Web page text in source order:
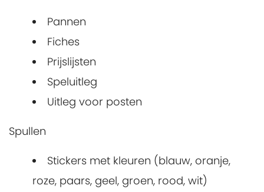
Pannen
Fiches
Prijslijsten
Speluitleg
Uitleg voor posten
Spullen
Stickers met kleuren (blauw, oranje,
roze, paars, geel, groen, rood, wit)